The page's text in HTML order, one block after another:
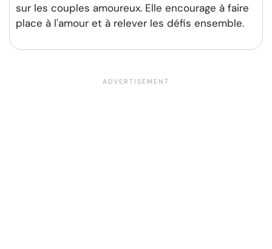
sur les couples amoureux. Elle encourage à faire
place à l'amour et à relever les défis ensemble.